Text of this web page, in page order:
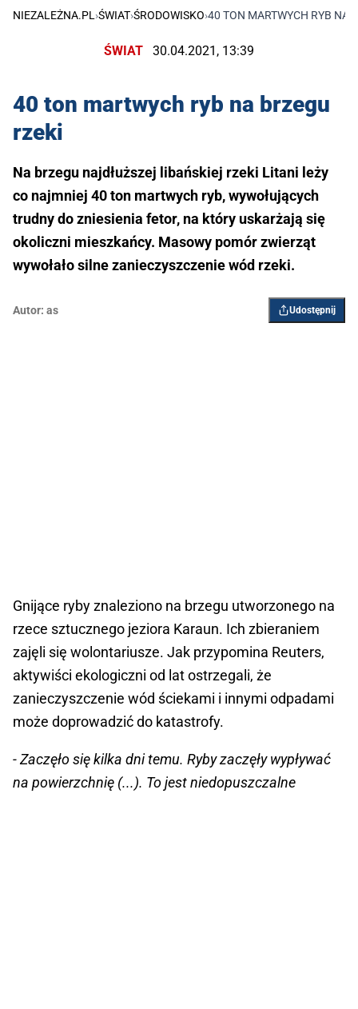
NIEZALEŻNA.PL ›ŚWIAT›ŚRODOWISKO›40 TON MARTWYCH RYB NA
ŚWIAT 30.04.2021, 13:39
40 ton martwych ryb na brzegu
rzeki
Na brzegu najdłuższej libańskiej rzeki Litani leży
co najmniej 40 ton martwych ryb, wywołujących
trudny do zniesienia fetor, na który uskarżają się
okoliczni mieszkańcy. Masowy pomór zwierząt
wywołało silne zanieczyszczenie wód rzeki.
Autor: as Udostępnij
Gnijące ryby znaleziono na brzegu utworzonego na
rzece sztucznego jeziora Karaun. Ich zbieraniem
zajęli się wolontariusze. Jak przypomina Reuters,
aktywiści ekologiczni od lat ostrzegali, że
zanieczyszczenie wód ściekami i innymi odpadami
może doprowadzić do katastrofy.
- Zaczęło się kilka dni temu. Ryby zaczęły wypływać
na powierzchnię (...). To jest niedopuszczalne